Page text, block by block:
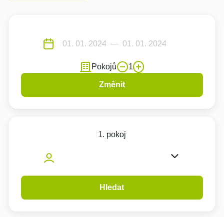
Pokojů 1
Změnit
1. pokoj
Hledat